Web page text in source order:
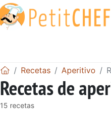
Recetas Aperitivo
Recetas de
15 recetas